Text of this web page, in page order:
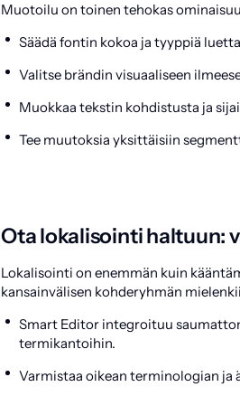
Muotoilu on toinen tehokas
Säädä fontin kokoa ja tyyppiä
Valitse brändin visuaaliseen
Muokkaa tekstin kohdistusta ja
Tee muutoksia yksittäisiin
Ota lokalisointi haltuun:
Lokalisointi on enemmän kuin
kansainvälisen kohderyhmän
Smart Editor integroituu
termikantoihin.
Varmistaa oikean terminologian ja